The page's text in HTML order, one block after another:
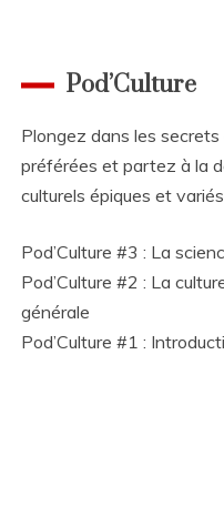
Pod’Culture
Plongez dans les
préférées et partez à la
culturels épiques et
Pod’Culture #3 : La
Pod’Culture #2 : La
générale
Pod’Culture #1 :